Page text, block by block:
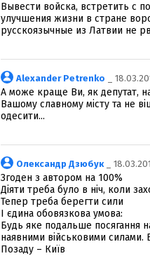
Вывести войска, встретить с
улучшения жизни в стране
русскоязычные из Латвии не
Alexander Petrenko _
А може краще Ви, як депутат,
Вашому славному місту та не
одесити...
Олександр Дзюбук_
Згоден з автором на 100%
Діяти треба було в ніч, коли
Тепер треба берегти сили
І єдина обовязкова умова:
Будь яке подальше посягання
наявними військовими силами.
Позаду – Київ